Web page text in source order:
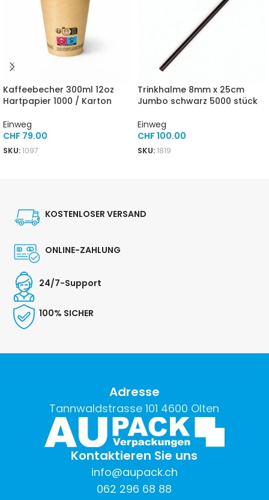
Kaffeebecher 300ml 12oz
Hartpapier 1000 / Karton
Einweg
CHF 79.00
SKU:1097
Trinkhalme 8mm x 25cm
Jumbo schwarz 5000 stück
Einweg
CHF 100.00
SKU:1819
KOSTENLOSER VERSAND
ONLINE-ZAHLUNG
24/7-Support
100% SICHER
Adresse
Tannwaldstrasse 101 4600 Olten
Kontaktieren Sie uns
info@aupack.ch
062 296 68 88